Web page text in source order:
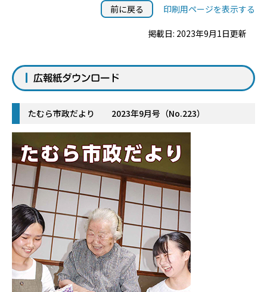
前に戻る 印刷用ページを表示する
掲載日: 2023年9月1日更新
広報紙ダウンロード
たむら市政だより 2023年9月号（No.223）